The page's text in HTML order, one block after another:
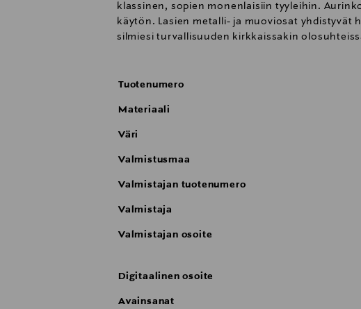
klassinen, sopien monenlaisiin tyyleihin.
käytön. Lasien metalli- ja muoviosat yhdistyvät
silmiesi turvallisuuden kirkkaissakin
Tuotenumero
Materiaali
Väri
Valmistusmaa
Valmistajan tuotenumero
Valmistaja
Valmistajan osoite
Digitaalinen osoite
Avainsanat